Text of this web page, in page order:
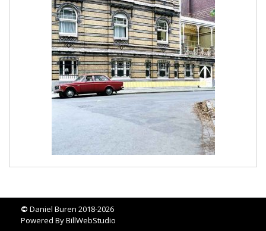
© Daniel Buren 2018-2026
Powered ByBillWebStudio